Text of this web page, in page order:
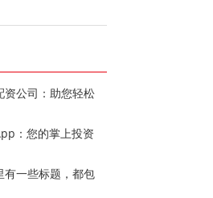
资公司：助您轻松
：您的掌上投资
有一些标题，都包